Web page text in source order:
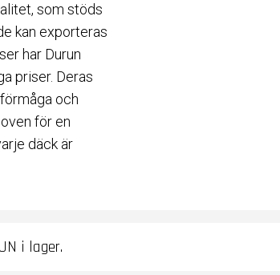
som stöds
kan exporteras
har Durun
priser. Deras
och
för en
däck är
i lager.